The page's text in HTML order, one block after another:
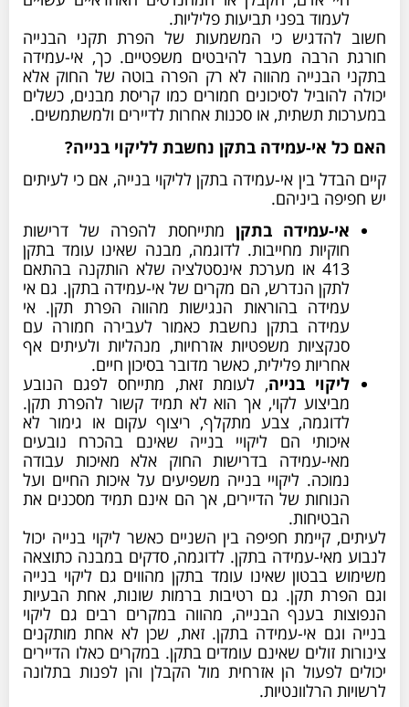
לעמוד בפני תביעות פליליות.
חשוב להדגיש כי המשמעות של הפרת תקני הבנייה
חורגת הרבה מעבר להיבטים משפטיים. כך, אי-עמידה
בתקני הבנייה מהווה לא רק הפרה בוטה של החוק אלא
יכולה להוביל לסיכונים חמורים כמו קריסת מבנים, כשלים
במערכות תשתית, או סכנות אחרות לדיירים ולמשתמשים.
האם כל אי-עמידה בתקן נחשבת לליקוי בנייה?
קיים הבדל בין אי-עמידה בתקן לליקוי בנייה, אם כי לעיתים
יש חפיפה ביניהם.
אי-עמידה בתקן מתייחסת להפרה של דרישות
חוקיות מחייבות. לדוגמה, מבנה שאינו עומד בתקן
413 או מערכת אינסטלציה שלא הותקנה בהתאם
לתקן הנדרש, הם מקרים של אי-עמידה בתקן. גם אי
עמידה בהוראות הנגישות מהווה הפרת תקן. אי
עמידה בתקן נחשבת כאמור לעבירה חמורה עם
סנקציות משפטיות אזרחיות, מנהליות ולעיתים אף
אחריות פלילית, כאשר מדובר בסיכון חיים.
ליקוי בנייה, לעומת זאת, מתייחס לפגם הנובע
מביצוע לקוי, אך הוא לא תמיד קשור להפרת תקן.
לדוגמה, צבע מתקלף, ריצוף עקום או גימור לא
איכותי הם ליקויי בנייה שאינם בהכרח נובעים
מאי-עמידה בדרישות החוק אלא מאיכות עבודה
נמוכה. ליקויי בנייה משפיעים על איכות החיים ועל
הנוחות של הדיירים, אך הם אינם תמיד מסכנים את
הבטיחות.
לעיתים, קיימת חפיפה בין השניים כאשר ליקוי בנייה יכול
לנבוע מאי-עמידה בתקן. לדוגמה, סדקים במבנה כתוצאה
משימוש בבטון שאינו עומד בתקן מהווים גם ליקוי בנייה
וגם הפרת תקן. גם רטיבות ברמות שונות, אחת הבעיות
הנפוצות בענף הבנייה, מהווה במקרים רבים גם ליקוי
בנייה וגם אי-עמידה בתקן. זאת, שכן לא אחת מותקנים
צינורות זולים שאינם עומדים בתקן. במקרים כאלו הדיירים
יכולים לפעול הן אזרחית מול הקבלן והן לפנות בתלונה
לרשויות הרלוונטיות.